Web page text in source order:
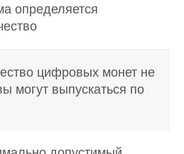
определяется
цифровых монет не
могут выпускаться по